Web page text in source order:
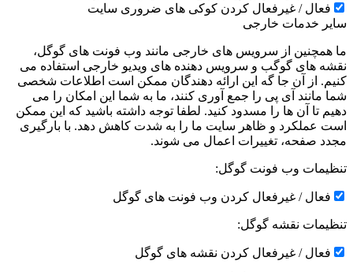
فعال / غیرفعال کردن کوکی های ضروری سایت
سایر خدمات خارجی
ما همچنین از سرویس های خارجی مانند وب فونت های گوگل،
نقشه های گوگب و سرویس دهنده های ویدیو خارجی استفاده می
کنیم. از آن جا گه این ارائه دهندگان ممکن است اطلاعات شخصی
شما مانند آی پی را جمع آوری کنند، ما به شما این امکان را می
دهیم تا آن ها را مسدود کنید. لطفا توجه داشته باشید که این ممکن
است عملکرد و ظاهر سایت ما را به شدت کاهش دهد. با بارگیری
مجدد صفحه، تغییرات اعمال می شوند.
تنظیمات وب فونت گوگل:
فعال / غیرفعال کردن وب فونت های گوگل
تنظیمات نقشه گوگل:
فعال / غیرفعال کردن نقشه های گوگل